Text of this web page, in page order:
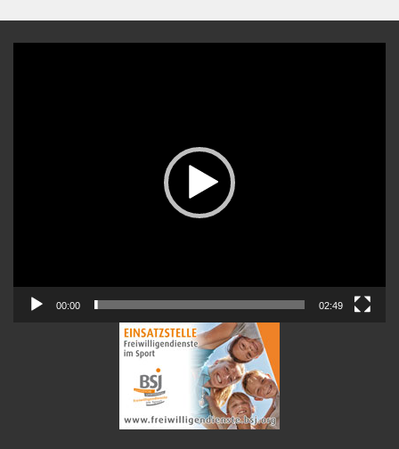
00:00 02:49